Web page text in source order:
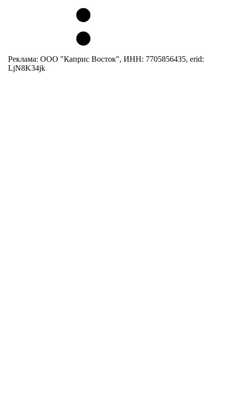
Реклама: ООО "Каприс Восток", ИНН: 7705856435, erid:
LjN8K34jk